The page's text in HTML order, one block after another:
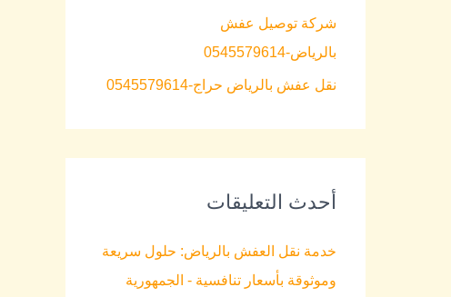
شركة توصيل عفش
بالرياض-0545579614
نقل عفش بالرياض حراج-0545579614
أحدث التعليقات
خدمة نقل العفش بالرياض: حلول سريعة
وموثوقة بأسعار تنافسية - الجمهورية